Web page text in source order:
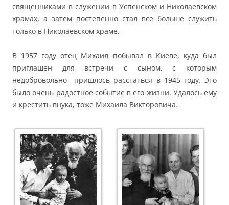
священниками в служении в Успенском и Николаевском
храмах, а затем постепенно стал все больше служить
только в Николаевском храме.
В 1957 году отец Михаил побывал в Киеве, куда был
приглашен для встречи с сыном, с которым
недобровольно пришлось расстаться в 1945 году. Это
было очень радостное событие в его жизни. Удалось ему
и крестить внука, тоже Михаила Викторовича.